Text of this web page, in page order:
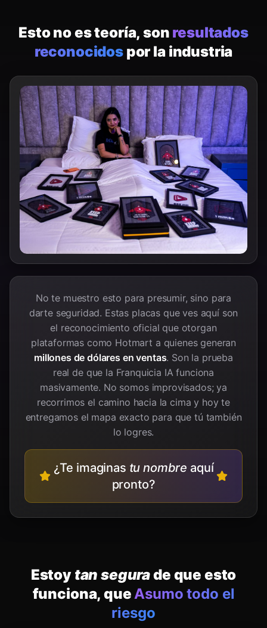
Esto no es teoría, son resultados
reconocidos por la industria
No te muestro esto para presumir, sino para
darte seguridad. Estas placas que ves aquí son
el reconocimiento oficial que otorgan
plataformas como Hotmart a quienes generan
millones de dólares en ventas. Son la prueba
real de que la Franquicia IA funciona
masivamente. No somos improvisados; ya
recorrimos el camino hacia la cima y hoy te
entregamos el mapa exacto para que tú también
lo logres.
¿Te imaginas tu nombre aquí
pronto?
Estoy tan segurade que esto
funciona, queAsumo todo el
riesgo